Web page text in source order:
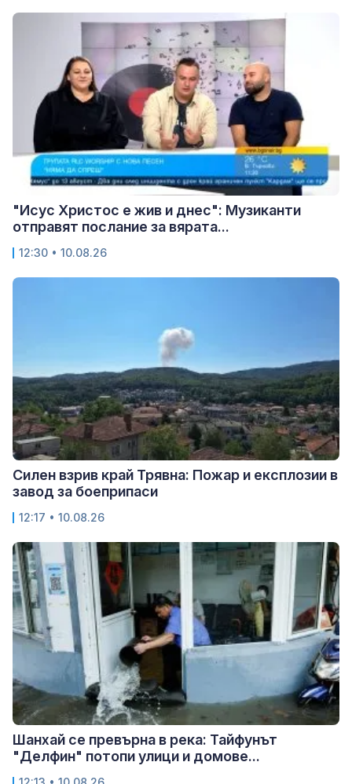
"Исус Христос е жив и днес": Музиканти
отправят послание за вярата...
12:30 • 10.08.26
Силен взрив край Трявна: Пожар и експлозии в
завод за боеприпаси
12:17 • 10.08.26
Шанхай се превърна в река: Тайфунът
"Делфин" потопи улици и домове...